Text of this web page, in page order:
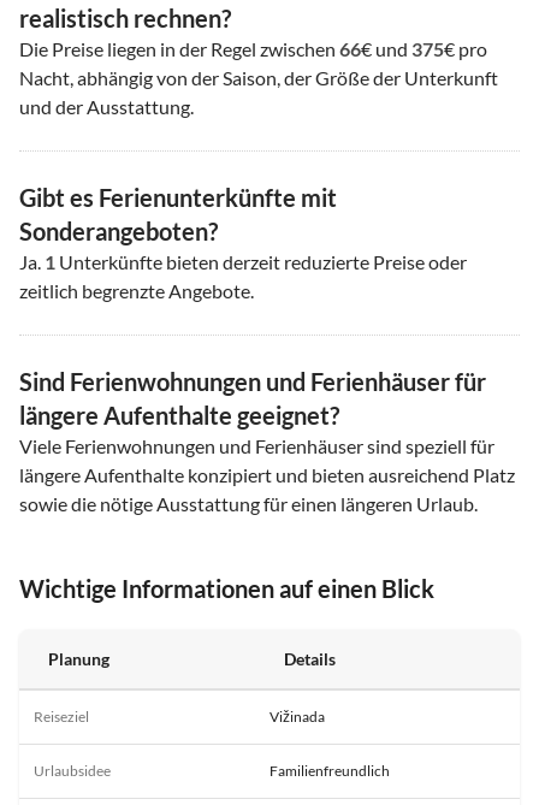
realistisch rechnen?
Die Preise liegen in der Regel zwischen 66€ und 375€ pro
Nacht, abhängig von der Saison, der Größe der Unterkunft
und der Ausstattung.
Gibt es Ferienunterkünfte mit
Sonderangeboten?
Ja. 1 Unterkünfte bieten derzeit reduzierte Preise oder
zeitlich begrenzte Angebote.
Sind Ferienwohnungen und Ferienhäuser für
längere Aufenthalte geeignet?
Viele Ferienwohnungen und Ferienhäuser sind speziell für
längere Aufenthalte konzipiert und bieten ausreichend Platz
sowie die nötige Ausstattung für einen längeren Urlaub.
Wichtige Informationen auf einen Blick
Planung Details
Reiseziel Vižinada
Urlaubsidee Familienfreundlich